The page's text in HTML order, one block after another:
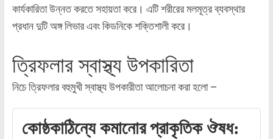
কার্যকারিতা উন্নত করতে সহায়তা করে। এটি শরীরের মলমূত্র ব্যবস্থার
প্রধান দুটি অঙ্গ লিভার এবং কিডনিকে শক্তিশালী করে।
ত্রিফলার স্বাস্থ্য উপকারিতা
নিচে ত্রিফলার বহুমুখী স্বাস্থ্য উপকারীতা আলোচনা করা হলো –
কোষ্ঠকাঠিন্যে কমানোর প্রাকৃতিক ঔষধ: